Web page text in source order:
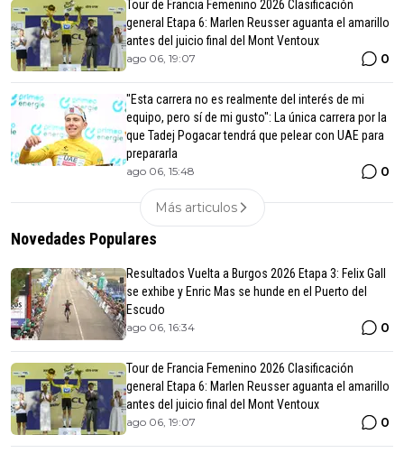
Tour de Francia Femenino 2026 Clasificación
general Etapa 6: Marlen Reusser aguanta el amarillo
antes del juicio final del Mont Ventoux
ago 06, 19:07 0
"Esta carrera no es realmente del interés de mi
equipo, pero sí de mi gusto": La única carrera por la
que Tadej Pogacar tendrá que pelear con UAE para
prepararla
ago 06, 15:48 0
Más articulos
Novedades Populares
Resultados Vuelta a Burgos 2026 Etapa 3: Felix Gall
se exhibe y Enric Mas se hunde en el Puerto del
Escudo
ago 06, 16:34 0
Tour de Francia Femenino 2026 Clasificación
general Etapa 6: Marlen Reusser aguanta el amarillo
antes del juicio final del Mont Ventoux
ago 06, 19:07 0